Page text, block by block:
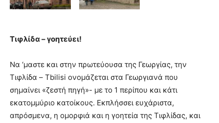
Τιφλίδα – γοητεύει!
Να ‘μαστε και στην πρωτεύουσα της Γεωργίας, την
Τιφλίδα – Tbilisi ονομάζεται στα Γεωργιανά που
σημαίνει «ζεστή πηγή»- με το 1 περίπου και κάτι
εκατομμύριο κατοίκους. Εκπλήσσει ευχάριστα,
απρόσμενα, η ομορφιά και η γοητεία της Τιφλίδας, και